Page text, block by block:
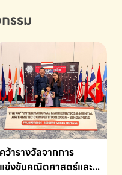
รรม
คว้ารางวัลจากการ
แข่งขันคณิตศาสตร์และ